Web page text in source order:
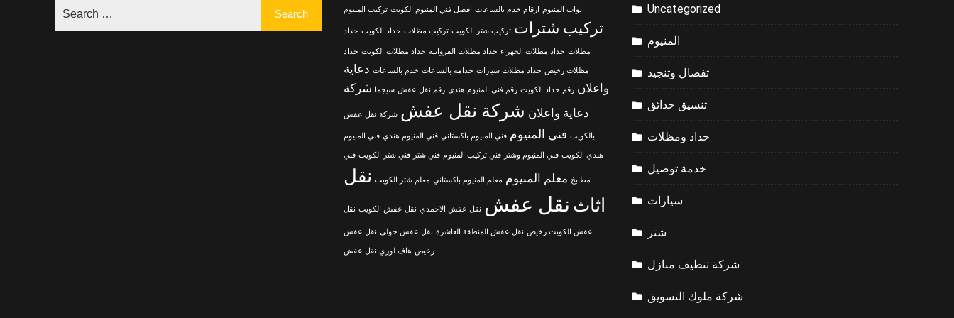
ابواب المنيوم ارقام خدم بالساعات افضل فني المنيوم الكويت تركيب المنيوم
تركيب شترات تركيب شتر الكويت تركيب مظلات حداد الكويت حداد
مظلات حداد مظلات الجهراء حداد مظلات الفروانية حداد مظلات الكويت حداد
مظلات رخيص حداد مظلات سيارات خدامه بالساعات خدم بالساعات دعاية
واعلان رقم حداد الكويت رقم فني المنيوم هندي رقم نقل عفش سيجما شركة
دعاية واعلان شركة نقل عفش شركة نقل عفش
بالكويت فني المنيوم فني المنيوم باكستاني فني المنيوم هندي فني المنيوم
هندي الكويت فني المنيوم وشتر فني تركيب المنيوم فني شتر فني شتر الكويت فني
مطابخ معلم المنيوم معلم المنيوم باكستاني معلم شتر الكويت نقل
اثاث نقل عفش نقل عفش الاحمدي نقل عفش الكويت نقل
عفش الكويت رخيص نقل عفش المنطقة العاشرة نقل عفش حولي نقل عفش
رخيص هاف لوري نقل عفش
Uncategorized
المنيوم
تفصال وتنجيد
تنسيق حدائق
حداد ومظلات
خدمة توصيل
سيارات
شتر
شركة تنظيف منازل
شركة ملوك التسويق